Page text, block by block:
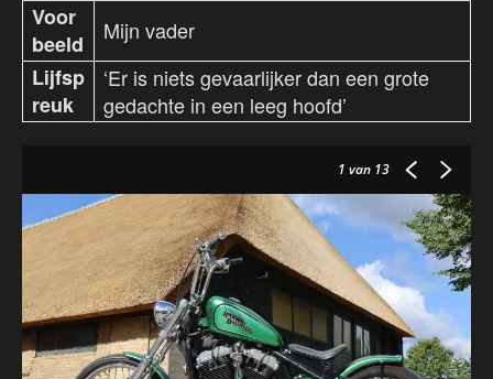
Voor
beeld
Mijn vader
Lijfsp
reuk
‘Er is niets gevaarlijker dan een grote
gedachte in een leeg hoofd’
1 van 13